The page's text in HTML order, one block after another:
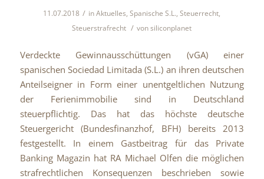
11.07.2018 / inAktuelles,Spanische S.L.,Steuerrecht,
Steuerstrafrecht / vonsiliconplanet
Verdeckte Gewinnausschüttungen (vGA) einer
spanischen Sociedad Limitada (S.L.) an ihren deutschen
Anteilseigner in Form einer unentgeltlichen Nutzung
der Ferienimmobilie sind in Deutschland
steuerpflichtig. Das hat das höchste deutsche
Steuergericht (Bundesfinanzhof, BFH) bereits 2013
festgestellt. In einem Gastbeitrag für das Private
Banking Magazin hat RA Michael Olfen die möglichen
strafrechtlichen Konsequenzen beschrieben sowie